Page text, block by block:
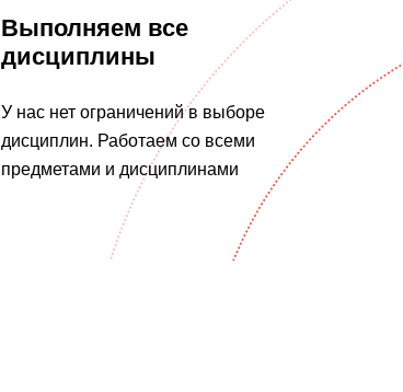
Выполняем все
дисциплины
У нас нет ограничений в выборе
дисциплин. Работаем со всеми
предметами и дисциплинами